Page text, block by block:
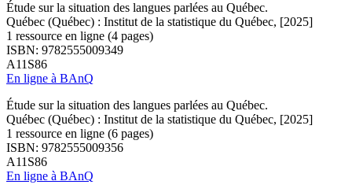
Étude sur la situation des langues parlées au Québec.
Québec (Québec) : Institut de la statistique du Québec, [2025]
1 ressource en ligne (4 pages)
ISBN: 9782555009349
A11S86
En ligne à BAnQ
Étude sur la situation des langues parlées au Québec.
Québec (Québec) : Institut de la statistique du Québec, [2025]
1 ressource en ligne (6 pages)
ISBN: 9782555009356
A11S86
En ligne à BAnQ